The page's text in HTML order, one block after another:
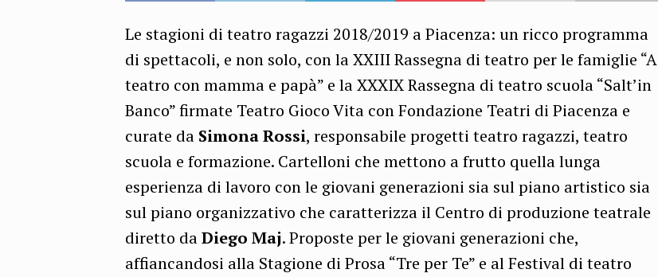
Le stagioni di teatro ragazzi 2018/2019 a Piacenza: un ricco programma
di spettacoli, e non solo, con la XXIII Rassegna di teatro per le famiglie “A
teatro con mamma e papà” e la XXXIX Rassegna di teatro scuola “Salt’in
Banco” firmate Teatro Gioco Vita con Fondazione Teatri di Piacenza e
curate da Simona Rossi, responsabile progetti teatro ragazzi, teatro
scuola e formazione. Cartelloni che mettono a frutto quella lunga
esperienza di lavoro con le giovani generazioni sia sul piano artistico sia
sul piano organizzativo che caratterizza il Centro di produzione teatrale
diretto daDiego Maj. Proposte per le giovani generazioni che,
affiancandosi alla Stagione di Prosa “Tre per Te” e al Festival di teatro